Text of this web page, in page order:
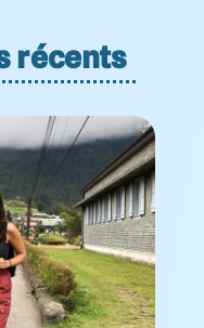
récents